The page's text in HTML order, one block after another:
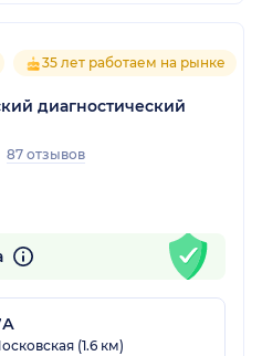
35 лет работаем на рынке
диагностический
87 отзывов
(1.6 км)